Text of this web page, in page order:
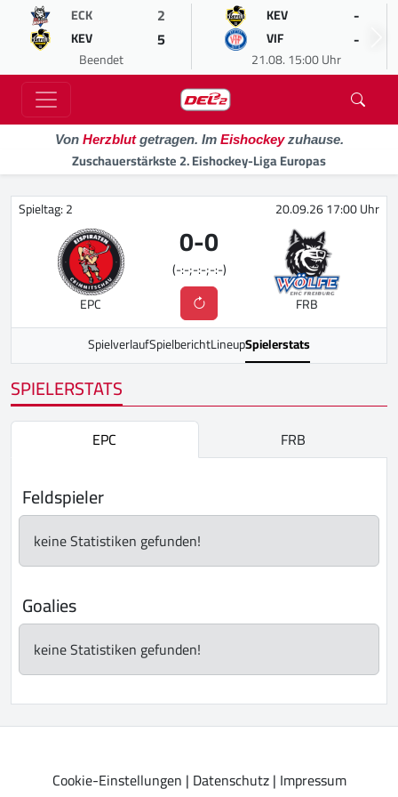
ECK 2
KEV 5
Beendet
KEV -
VIF -
21.08. 15:00 Uhr
Von Herzblutgetragen. Im Eishockeyzuhause.
Zuschauerstärkste 2. Eishockey-Liga Europas
Spieltag: 2 20.09.26 17:00 Uhr
EPC
0-0
(-:-;-:-;-:-)
FRB
SpielverlaufSpielberichtLineupSpielerstats
SPIELERSTATS
EPC FRB
Feldspieler
keine Statistiken gefunden!
Goalies
keine Statistiken gefunden!
Cookie-Einstellungen | Datenschutz| Impressum